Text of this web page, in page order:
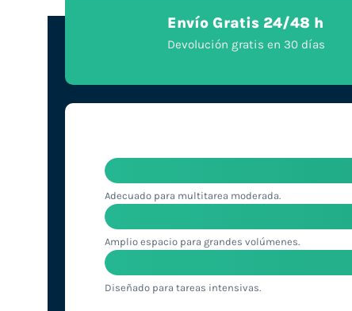
Envío Gratis 24/48 h
Devolución gratis en 30 días
Adecuado para multitarea moderada.
Amplio espacio para grandes volúmenes.
Diseñado para tareas intensivas.